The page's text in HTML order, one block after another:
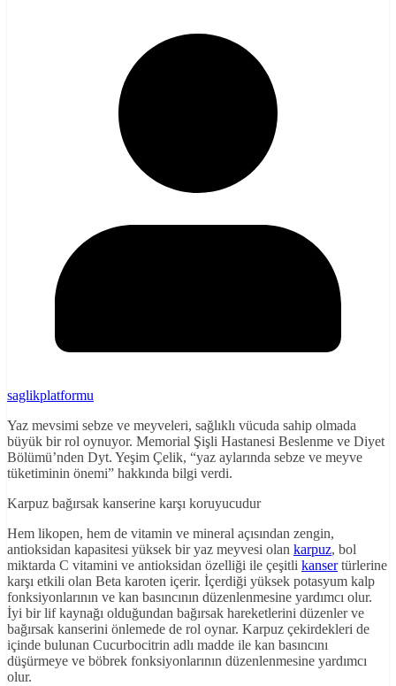
saglikplatformu
Yaz mevsimi sebze ve meyveleri, sağlıklı vücuda sahip olmada
büyük bir rol oynuyor. Memorial Şişli Hastanesi Beslenme ve Diyet
Bölümü’nden Dyt. Yeşim Çelik, “yaz aylarında sebze ve meyve
tüketiminin önemi” hakkında bilgi verdi.
Karpuz bağırsak kanserine karşı koruyucudur
Hem likopen, hem de vitamin ve mineral açısından zengin,
antioksidan kapasitesi yüksek bir yaz meyvesi olan karpuz, bol
miktarda C vitamini ve antioksidan özelliği ile çeşitli kansertürlerine
karşı etkili olan Beta karoten içerir. İçerdiği yüksek potasyum kalp
fonksiyonlarının ve kan basıncının düzenlenmesine yardımcı olur.
İyi bir lif kaynağı olduğundan bağırsak hareketlerini düzenler ve
bağırsak kanserini önlemede de rol oynar. Karpuz çekirdekleri de
içinde bulunan Cucurbocitrin adlı madde ile kan basıncını
düşürmeye ve böbrek fonksiyonlarının düzenlenmesine yardımcı
olur.